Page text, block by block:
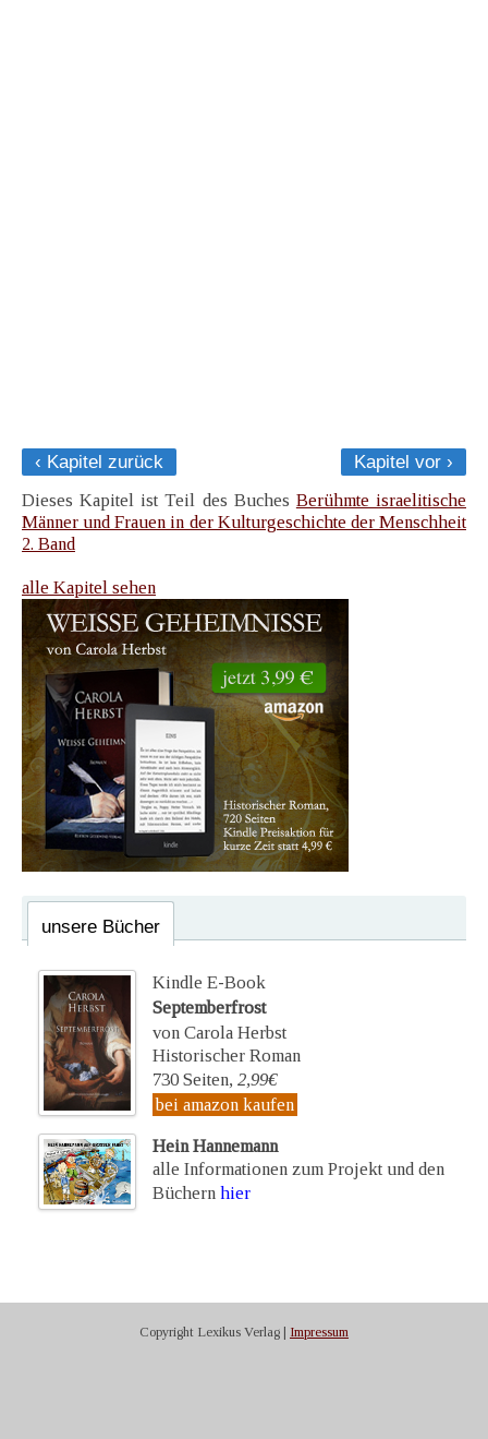
‹ Kapitel zurück
Kapitel vor ›
Dieses Kapitel ist Teil des Buches Berühmte israelitische
Männer und Frauen in der Kulturgeschichte der Menschheit
2. Band
alle Kapitel sehen
unsere Bücher
Kindle E-Book
Septemberfrost
von Carola Herbst
Historischer Roman
730 Seiten, 2,99€
bei amazon kaufen
Hein Hannemann
alle Informationen zum Projekt und den
Büchern hier
Copyright Lexikus Verlag | Impressum